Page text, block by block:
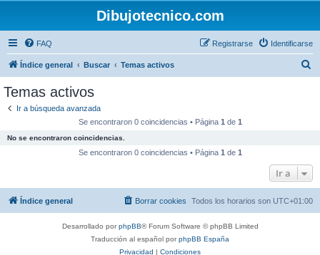
Dibujotecnico.com
FAQ Identificarse
Registrarse
Índice general Buscar Temas activos
Temas activos
Ir a búsqueda avanzada
Se encontraron 0 coincidencias • Página 1 de 1
No se encontraron coincidencias.
Se encontraron 0 coincidencias • Página 1 de 1
Ir a
Índice general Todos los horarios son UTC+01:00
Borrar cookies
Desarrollado porphpBB® Forum Software © phpBB Limited
Traducción al español porphpBB España
Privacidad | Condiciones